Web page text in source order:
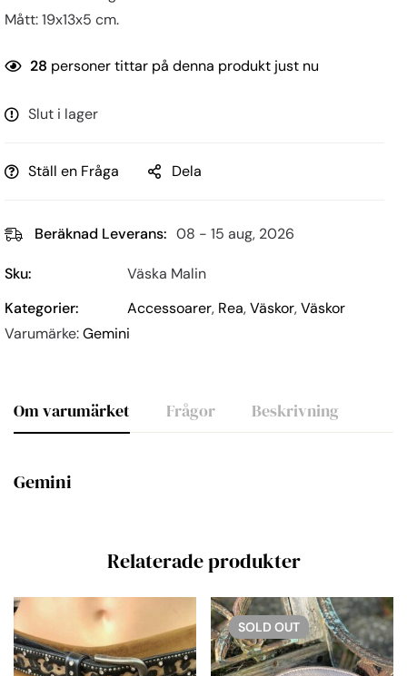
Mått: 19x13x5 cm.
28 personer tittar på denna produkt just nu
Slut i lager
Ställ en Fråga Dela
Beräknad Leverans: 08 - 15 aug, 2026
Sku:
Väska Malin
Kategorier:
Accessoarer, Rea,Väskor,Väskor
Varumärke:Gemini
Om varumärket Frågor Beskrivning
Gemini
Relaterade produkter
SOLD OUT